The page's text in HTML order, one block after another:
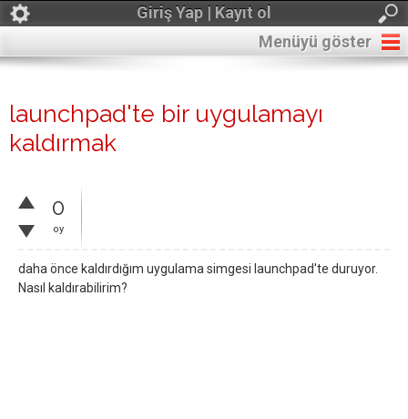
Giriş Yap | Kayıt ol
Menüyü göster
launchpad'te bir uygulamayı
kaldırmak
0
oy
daha önce kaldırdığım uygulama simgesi launchpad'te duruyor.
Nasıl kaldırabilirim?